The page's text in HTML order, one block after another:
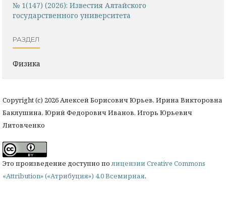
№ 1(147) (2026): Известия Алтайского
государственного университета
РАЗДЕЛ
Физика
Copyright (c) 2026 Алексей Борисович Юрьев, Ирина Викторовна
Баклушина, Юрий Федорович Иванов, Игорь Юрьевич
Литовченко
Это произведение доступно полицензии Creative Commons
«Attribution» («Атрибуция») 4.0 Всемирная.